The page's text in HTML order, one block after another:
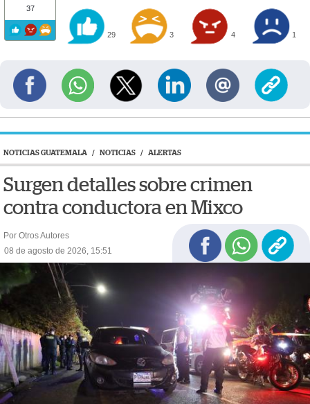
37
29 3 4 1
NOTICIAS GUATEMALA / NOTICIAS / ALERTAS
Surgen detalles sobre crimen
contra conductora en Mixco
Por Otros Autores
08 de agosto de 2026, 15:51